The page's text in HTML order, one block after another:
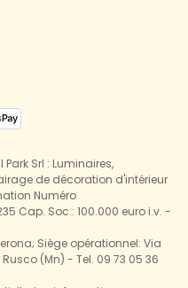
Srl : Luminaires,
de décoration d'intérieur
Numéro
Cap. Soc.: 100.000 euro i.v. -
Siège opérationnel: Via
(Mn) - Tel. 09 73 05 36